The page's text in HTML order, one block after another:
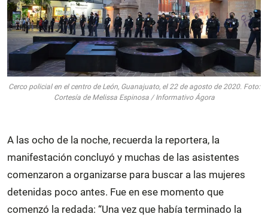
Cerco policial en el centro de León, Guanajuato, el 22 de agosto de 2020. Foto:
Cortesía de Melissa Espinosa / Informativo Ágora
A las ocho de la noche, recuerda la reportera, la
manifestación concluyó y muchas de las asistentes
comenzaron a organizarse para buscar a las mujeres
detenidas poco antes. Fue en ese momento que
comenzó la redada: “Una vez que había terminado la